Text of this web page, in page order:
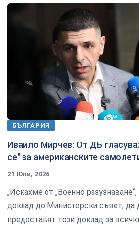
БЪЛГАРИЯ
Ивайло Мирчев: От ДБ
се" за американските
21 Юли, 2026
„Искахме от „Военно
доклад до Министерски съвет, да
предоставят този доклад за